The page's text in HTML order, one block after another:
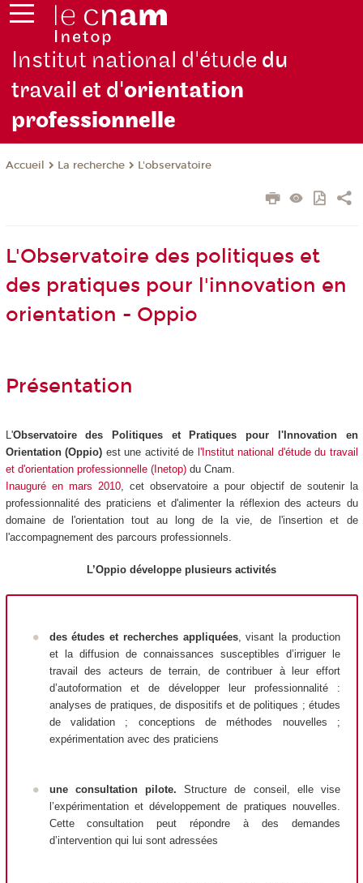
Institut national d'étude du
travail et d'orientation
professionnelle
Accueil La recherche L'observatoire
L'Observatoire des politiques et
des pratiques pour l'innovation en
orientation - Oppio
Présentation
L'Observatoire des Politiques et Pratiques pour l'Innovation en
Orientation (Oppio) est une activité de l'Institut national d'étude du travail
et d'orientation professionnelle (Inetop)du Cnam.
Inauguré en mars 2010, cet observatoire a pour objectif de soutenir la
professionnalité des praticiens et d'alimenter la réflexion des acteurs du
domaine de l'orientation tout au long de la vie, de l'insertion et de
l'accompagnement des parcours professionnels.
L’Oppio développe plusieurs activités
des études et recherches appliquées, visant la production
et la diffusion de connaissances susceptibles d’irriguer le
travail des acteurs de terrain, de contribuer à leur effort
d’autoformation et de développer leur professionnalité :
analyses de pratiques, de dispositifs et de politiques ; études
de validation ; conceptions de méthodes nouvelles ;
expérimentation avec des praticiens
une consultation pilote. Structure de conseil, elle vise
l’expérimentation et développement de pratiques nouvelles.
Cette consultation peut répondre à des demandes
d’intervention qui lui sont adressées